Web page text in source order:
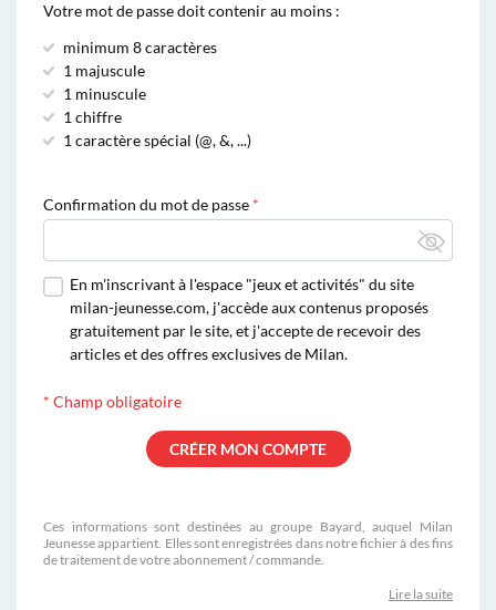
Votre mot de passe doit contenir au moins :
minimum 8 caractères
1 majuscule
1 minuscule
1 chiffre
1 caractère spécial (@, &, ...)
Confirmation du mot de passe
En m'inscrivant à l'espace "jeux et activités" du site
milan-jeunesse.com, j'accède aux contenus proposés
gratuitement par le site, et j'accepte de recevoir des
articles et des offres exclusives de Milan.
* Champ obligatoire
Ces informations sont destinées au groupe Bayard, auquel Milan
Jeunesse appartient. Elles sont enregistrées dans notre fichier à des fins
de traitement de votre abonnement / commande.
Lire la suite